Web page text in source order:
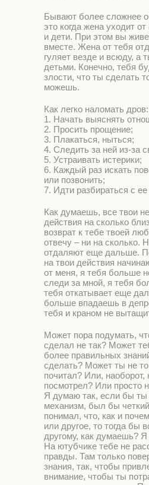
Бывают более сложнее
это когда жена уходит
и дети. При этом вы
вместе. Жена от тебя
гуляет везде и всюду, а
детьми. Конечно, тебя
злости, что ты сделать
можешь.
Как легко наломать дров:
1. Начать выяснять
2. Просить прощение;
3. Плакаться, ныться;
4. Следить за ней из-за
5. Устраивать истерики;
6. Каждый раз искать
или позвонить;
7. Идти разбираться с
Как думаешь, все твои
действия на сколько
возврат к тебе твоей
отвечу – ни на сколько.
отдаляют еще дальше.
на твои действия
от меня, я тебя больше
следи за мной, я тебя
тебя откатывает еще
больше впадаешь в
тебя и краном не
Может пора подумать,
сделал не так? Может
более правильных
сделать? Может ты не
почитал? Или, наоборот,
посмотрел? Или просто
Я думаю так, если бы ты
механизм, был бы
понимал, что, как и
или другое, то тогда бы
другому, как думаешь?
На ютубчике тебе не
правды. Там только
знания, так, чтобы
внимание, чтобы ты